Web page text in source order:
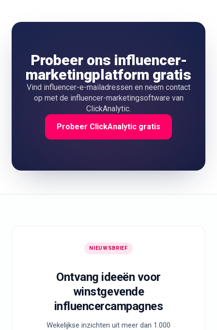
productgeschenken of een eerlijk tarief aan en geef een
Probeer ons influencer-
marketingplatform gratis
Vind influencer-e-mailadressen en neem contact
op met de influencer-marketingsoftware van
ClickAnalytic.
Probeer ClickAnalytic gratis
NIEUWSBRIEF
Ontvang ideeën voor
winstgevende
influencercampagnes
Wekelijkse inzichten uit meer dan 1.000